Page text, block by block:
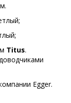
Titus.
Egger.